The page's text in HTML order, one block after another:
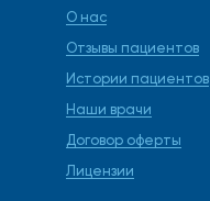
О нас
Отзывы пациентов
Истории пациентов
Наши врачи
Договор оферты
Лицензии